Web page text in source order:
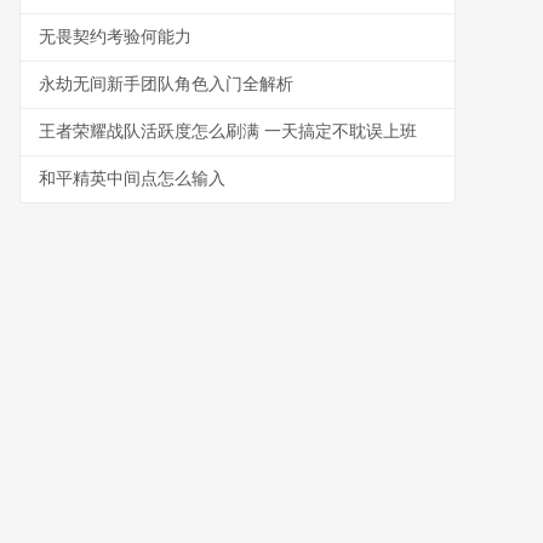
无畏契约考验何能力
永劫无间新手团队角色入门全解析
王者荣耀战队活跃度怎么刷满 一天搞定不耽误上班
和平精英中间点怎么输入